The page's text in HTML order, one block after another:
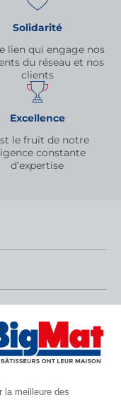
Solidarité
lien qui engage nos
du réseau et nos
clients
Excellence
le fruit de notre
constante
d’expertise